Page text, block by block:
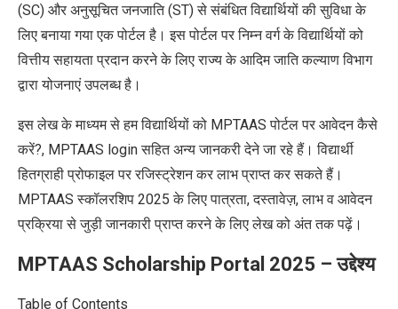
(SC) और अनुसूचित जनजाति (ST) से संबंधित विद्यार्थियों की सुविधा के
लिए बनाया गया एक पोर्टल है। इस पोर्टल पर निम्न वर्ग के विद्यार्थियों को
वित्तीय सहायता प्रदान करने के लिए राज्य के आदिम जाति कल्याण विभाग
द्वारा योजनाएं उपलब्ध है।
इस लेख के माध्यम से हम विद्यार्थियों को MPTAAS पोर्टल पर आवेदन कैसे
करें?, MPTAAS login सहित अन्य जानकरी देने जा रहे हैं। विद्यार्थी
हितग्राही प्रोफाइल पर रजिस्ट्रेशन कर लाभ प्राप्त कर सकते हैं।
MPTAAS स्कॉलरशिप 2025 के लिए पात्रता, दस्तावेज़, लाभ व आवेदन
प्रक्रिया से जुड़ी जानकारी प्राप्त करने के लिए लेख को अंत तक पढ़ें।
MPTAAS Scholarship Portal 2025 –उद्देश्य
Table of Contents